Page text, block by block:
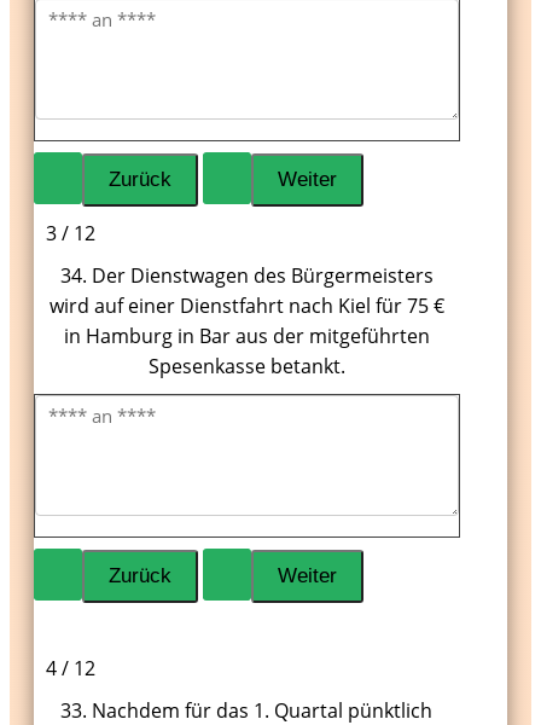
3 / 12
34. Der Dienstwagen des Bürgermeisters
wird auf einer Dienstfahrt nach Kiel für 75 €
in Hamburg in Bar aus der mitgeführten
Spesenkasse betankt.
4 / 12
33. Nachdem für das 1. Quartal pünktlich